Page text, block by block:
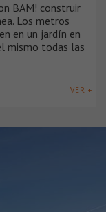
BAM! construir
Los metros
en un jardín en
mismo todas las
VER +